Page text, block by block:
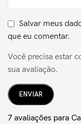
7 avaliações para
Salvar meus
que eu comentar.
Você precisa estar
sua avaliação.